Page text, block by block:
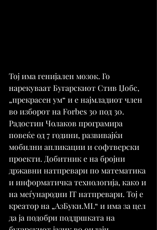
Тој има генијален мозок. Го
нарекуваат Бугарскиот Стив Џобс,
„прекрасен ум“ и е најмладиот член
во изборот на Forbes 30 под 30.
Радостин Чолаков програмира
повеќе од 7 години, развивајќи
мобилни апликации и софтверски
проекти. Добитник е на бројни
државни натпревари по математика
и информатичка технологија, како и
на меѓународни IT натпревари. Тој е
креатор на „АзБуки.ML“ и има за цел
да ја подобри поддршката на